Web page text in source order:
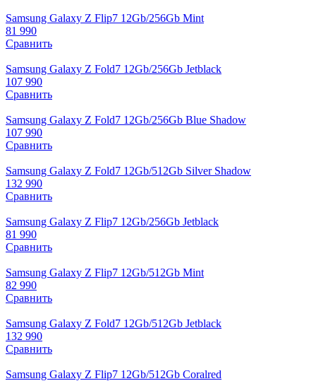
Samsung Galaxy Z Flip7 12Gb/256Gb Mint
81 990
Сравнить
Samsung Galaxy Z Fold7 12Gb/256Gb Jetblack
107 990
Сравнить
Samsung Galaxy Z Fold7 12Gb/256Gb Blue Shadow
107 990
Сравнить
Samsung Galaxy Z Fold7 12Gb/512Gb Silver Shadow
132 990
Сравнить
Samsung Galaxy Z Flip7 12Gb/256Gb Jetblack
81 990
Сравнить
Samsung Galaxy Z Flip7 12Gb/512Gb Mint
82 990
Сравнить
Samsung Galaxy Z Fold7 12Gb/512Gb Jetblack
132 990
Сравнить
Samsung Galaxy Z Flip7 12Gb/512Gb Coralred